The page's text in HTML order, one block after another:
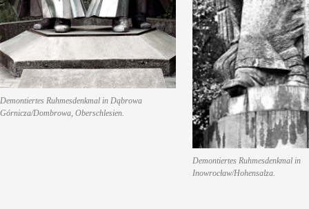
Demontiertes Ruhmesdenkmal in Dąbrowa
Górnicza/Dombrowa, Oberschlesien.
Demontiertes Ruhmesdenkmal in
Inowrocław/Hohensalza.